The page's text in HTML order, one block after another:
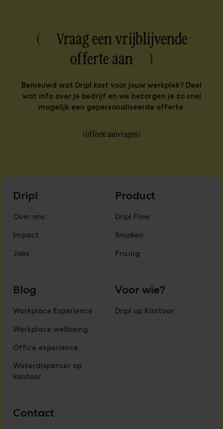
( Vraag een vrijblijvende
offerte aan )
Benieuwd wat Dripl kost voor jouw werkplek? Deel
wat info over je bedrijf en we bezorgen je zo snel
mogelijk een gepersonaliseerde offerte.
(Offerte aanvragen)
Dripl
Over ons
Impact
Jobs
Product
Dripl Flow
Smaken
Pricing
Blog
Workplace Experience
Workplace wellbeing
Office experience
Waterdispenser op
kantoor
Voor wie?
Dripl op Kantoor
Contact